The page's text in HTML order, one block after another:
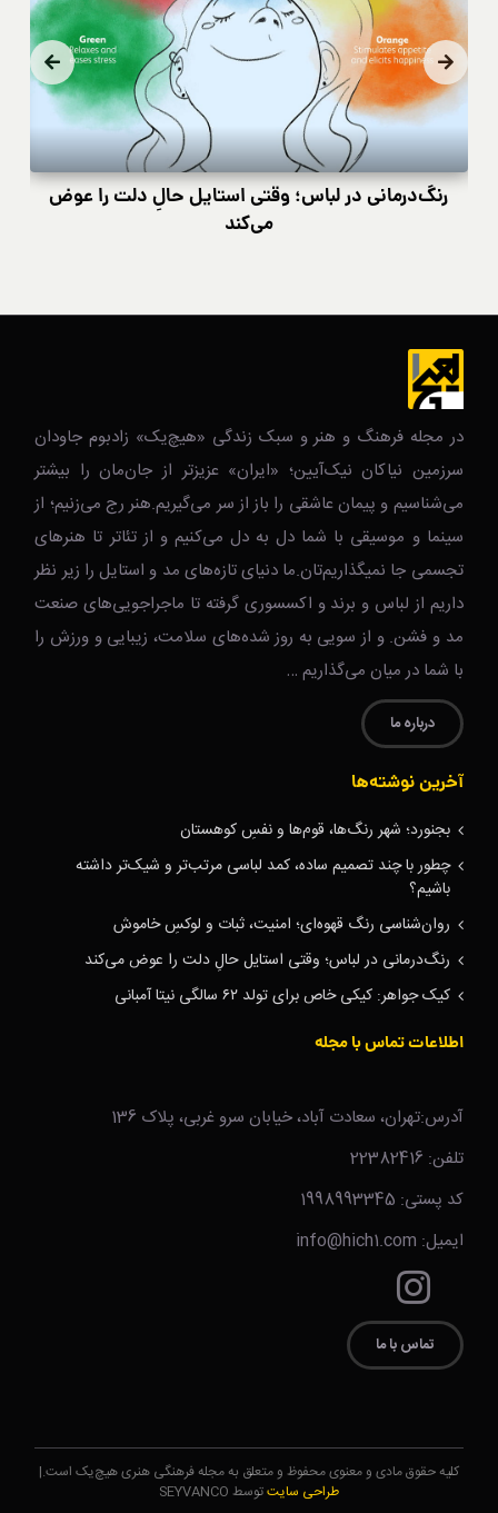
رنگ‌درمانی در لباس؛ وقتی استایل حالِ دلت را عوض
می‌کند
در مجله فرهنگ و هنر و سبک زندگی‌ «هیچ‌یک» زادبوم جاودان
سرزمین نیاکان نیک‌‌‌آیین؛ «ایران» عزیزتر از جان‌مان را بیشتر
می‌شناسیم و پیمان عاشقی را باز از سر می‌گیریم.هنر رج می‌زنیم؛ از
سینما و موسیقی با شما دل به دل می‌کنیم و از تئاتر تا هنرهای
تجسمی جا نمیگذاریم‌تان.ما دنیای تازه‌های مد و استایل را زیر نظر
داریم از لباس و برند و اکسسوری گرفته تا ماجراجویی‌های صنعت
مد و فشن. و از سویی به روز شده‌های سلامت، زیبایی و ورزش را
با شما در میان می‌گذاریم …
درباره ما
آخرین نوشته‌ها
بجنورد؛ شهر رنگ‌ها، قوم‌ها و نفسِ کوهستان
چطور با چند تصمیم ساده، کمد لباسی مرتب‌تر و شیک‌تر داشته
باشیم؟
روان‌شناسی رنگ قهوه‌ای؛ امنیت، ثبات و لوکسِ خاموش
رنگ‌درمانی در لباس؛ وقتی استایل حالِ دلت را عوض می‌کند
کیک جواهر: کیکی خاص برای تولد ۶۲ سالگی نیتا آمبانی
اطلاعات تماس با مجله
آدرس:تهران، سعادت آباد، خیابان سرو غربی، پلاک 136
تلفن: 22382416
کد پستی: 1998993345
ایمیل: info@hich1.com
تماس با ما
کلیه حقوق مادی و معنوی محفوظ و متعلق به مجله فرهنگی هنری هیچ‌یک است.|
طراحی سایتتوسط SEYVANCO